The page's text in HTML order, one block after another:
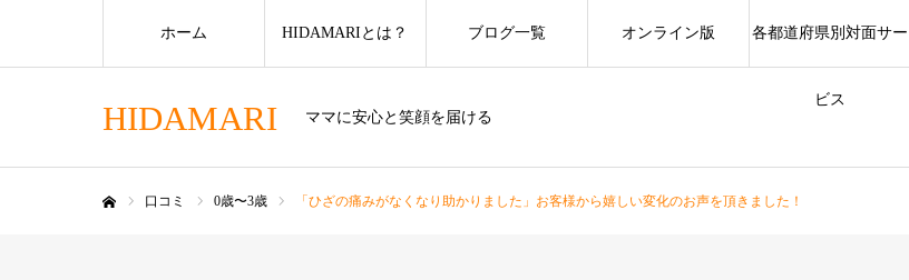
HIDAMARI ママに安心と笑顔を届ける
ホーム HIDAMARIとは？ ブログ一覧 オンライン版 各都道府県別対面サー
ビス
口コミ 0歳〜3歳 「ひざの痛みがなくなり助かりました」お客様から嬉しい変化のお声を頂きました！